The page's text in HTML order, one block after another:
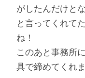
がしたんだけと
と言ってくれて
ね！
このあと事務所
具で締めてくれま